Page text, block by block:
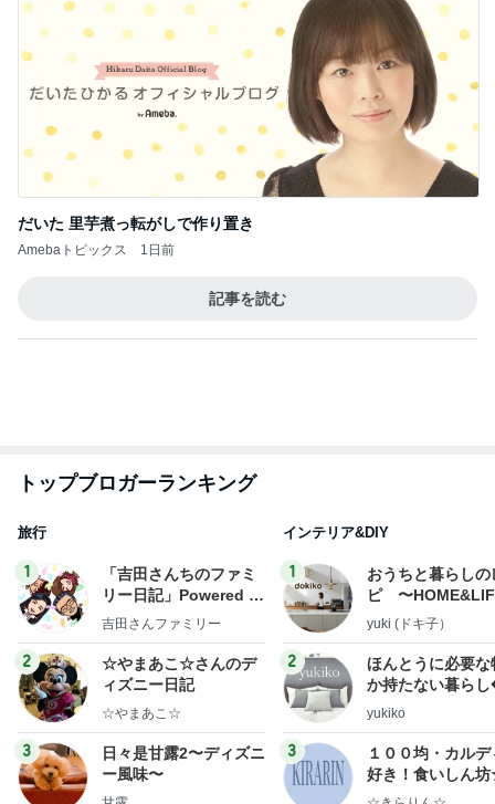
だいた 里芋煮っ転がしで作り置き
Amebaトピックス 1日前
記事を読む
トップブロガーランキング
旅行
1
「吉田さんちのファミ
リー日記」Powered b
y Ameba 吉田さんファ
ログ
吉田さんファミリー
2
☆やまあこ☆さんのデ
ィズニー日記
☆やまあこ☆
3
日々是甘露2〜ディズニ
ー風味〜
インテリア&DIY
1
おうちと暮らしの
ピ 〜
yuki (ドキ子）
2
ほんとうに必要な
か持たない暮ら
ep Life Simple◆
yukiko
3
１００均・カルデ
好き！食いしん
らりん☆のブログ